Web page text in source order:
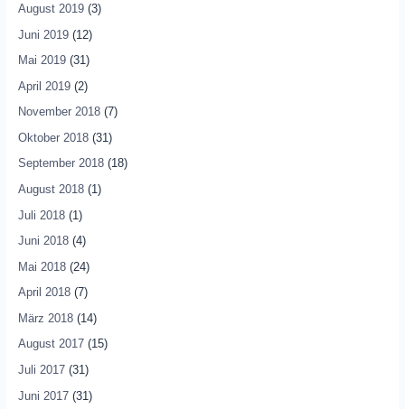
August 2019(3)
Juni 2019(12)
Mai 2019(31)
April 2019(2)
November 2018(7)
Oktober 2018(31)
September 2018(18)
August 2018(1)
Juli 2018(1)
Juni 2018(4)
Mai 2018(24)
April 2018(7)
März 2018(14)
August 2017(15)
Juli 2017(31)
Juni 2017(31)